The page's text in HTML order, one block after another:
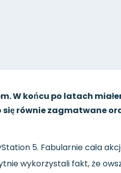
W końcu po latach
się równie zagmatwane
5. Fabularnie cała
wykorzystali fakt, że